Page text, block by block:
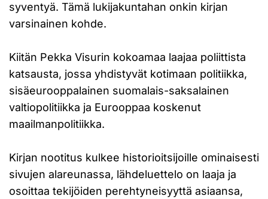
syventyä. Tämä lukijakuntahan onkin kirjan
varsinainen kohde.
Kiitän Pekka Visurin kokoamaa laajaa poliittista
katsausta, jossa yhdistyvät kotimaan politiikka,
sisäeurooppalainen suomalais-saksalainen
valtiopolitiikka ja Eurooppaa koskenut
maailmanpolitiikka.
Kirjan nootitus kulkee historioitsijoille ominaisesti
sivujen alareunassa, lähdeluettelo on laaja ja
osoittaa tekijöiden perehtyneisyyttä asiaansa,